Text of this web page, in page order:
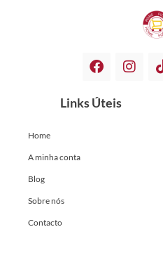
Links Úteis
Home
A minha conta
Blog
Sobre nós
Contacto